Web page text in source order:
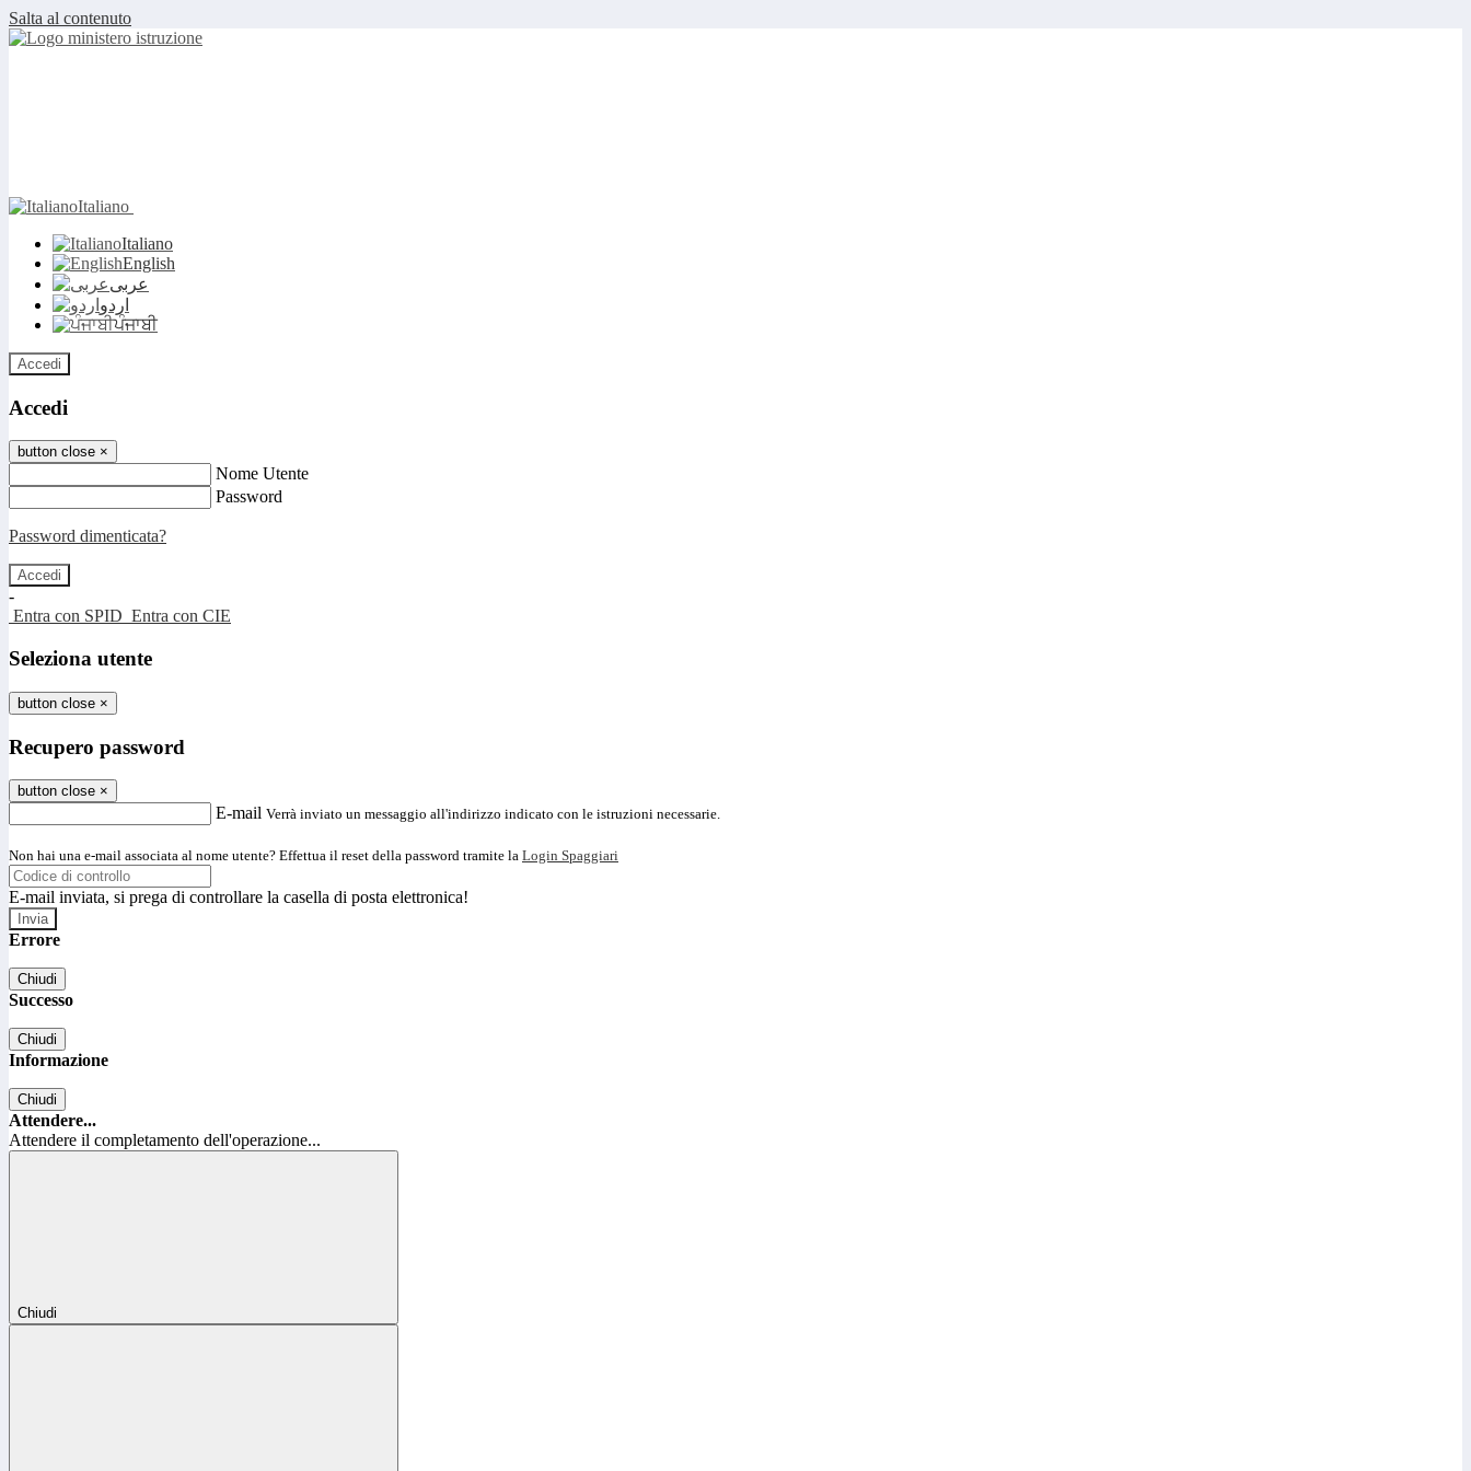
Salta al contenuto
Italiano
Italiano
English
عربى
اردو
ਪੰਜਾਬੀ
Accedi
Accedi
button close ×
Nome Utente
Password
Password dimenticata?
-
Entra con SPID Entra con CIE
Seleziona utente
button close ×
Recupero password
button close ×
E-mail Verrà inviato un messaggio all'indirizzo indicato con le istruzioni necessarie.
Non hai una e-mail associata al nome utente? Effettua il reset della password tramite la Login Spaggiari
E-mail inviata, si prega di controllare la casella di posta elettronica!
Errore
Chiudi
Successo
Chiudi
Informazione
Chiudi
Attendere...
Attendere il completamento dell'operazione...
Chiudi